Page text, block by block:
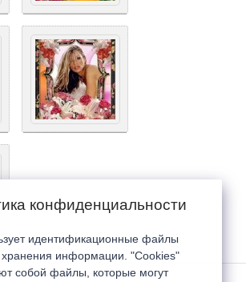
конфиденциальности
идентификационные файлы
информации. "Cookies"
собой файлы, которые могут